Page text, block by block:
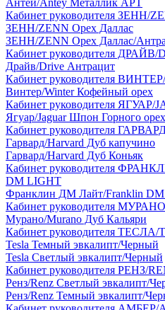
Антей/Antey Металлик АРТ
Кабинет руководителя ЗЕНН/
ЗЕНН/ZENN Орех Даллас
ЗЕНН/ZENN Орех Даллас/
Кабинет руководителя ДРАЙВ/
Драйв/Drive Антрацит
Кабинет руководителя
Винтер/Winter Кофейный орех
Кабинет руководителя ЯГУАР/
Ягуар/Jaguar Шпон Горного
Кабинет руководителя
Гарвард/Harvard Дуб капучино
Гарвард/Harvard Дуб Коньяк
Кабинет руководителя
DM LIGHT
Франклин ДМ Лайт/Franklin
Кабинет руководителя
Мурано/Murano Дуб Кальяри
Кабинет руководителя ТЕСЛА/
Tesla Темный эвкалипт/Черный
Tesla Светлый эвкалипт/Черный
Кабинет руководителя РЕНЗ/
Ренз/Renz Светлый эвкалипт/
Ренз/Renz Темный эвкалипт/